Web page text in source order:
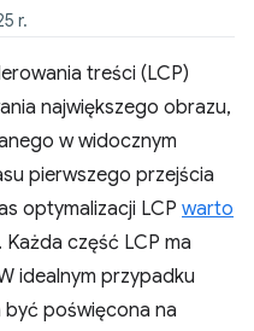
r.
treści (LCP)
największego obrazu,
w widocznym
pierwszego przejścia
optymalizacji LCP warto
. Każda część LCP ma
idealnym przypadku
być poświęcona na